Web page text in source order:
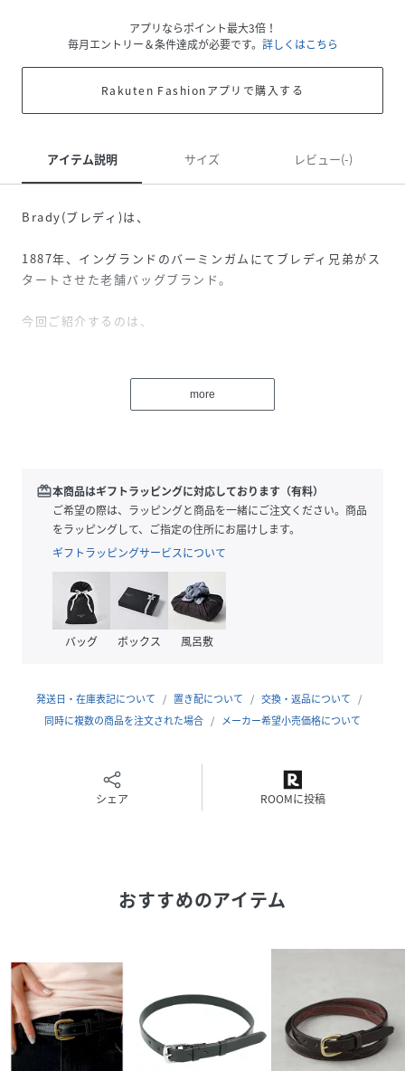
アプリならポイント最大3倍！
毎月エントリー＆条件達成が必要です。 詳しくはこちら
Rakuten Fashionアプリで購入する
アイテム説明 サイズ レビュー(-)
Brady(ブレディ)は、
1887年、イングランドのバーミンガムにてブレディ兄弟がス
タートさせた老舗バッグブランド。
今回ご紹介するのは、
男性女性問わず、大人のオシャレのアクセント使いにさり気
なく映えそう。
植物なめしを施したレザーは自然のワックスオイルを含むた
経年変化と共に独特の風合いが楽しめます。
ゴールドのややくすみがかった輝きがニュアンス感をプラス
合がございます｡
サイズ 28、30、32、34、36
QP2130_WESTENDBELT
more
redeem本商品はギフトラッピングに対応しております（有料）
ご希望の際は、ラッピングと商品を一緒にご注文ください。商品
をラッピングして、ご指定の住所にお届けします。
ギフトラッピングサービスについて
バッグ ボックス 風呂敷
発送日・在庫表記について 置き配について
交換・返品について
同時に複数の商品を注文された場合
メーカー希望小売価格について
シェア ROOMに投稿
おすすめのアイテム